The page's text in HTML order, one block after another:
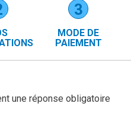
3
MODE DE
PAIEMENT
une réponse obligatoire